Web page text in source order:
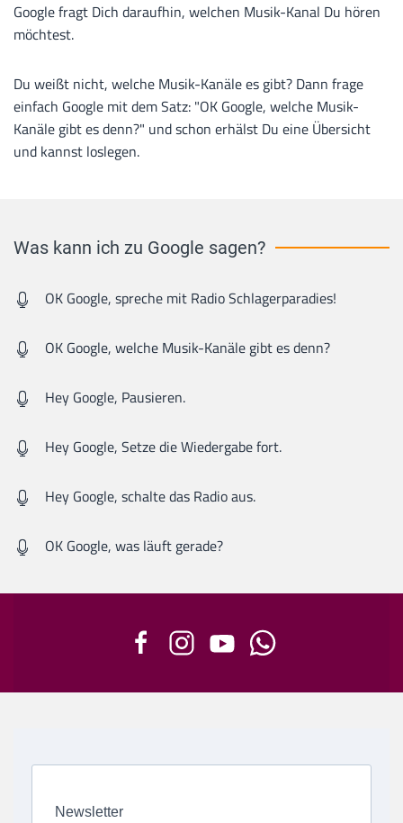
Google fragt Dich daraufhin, welchen Musik-Kanal Du hören
möchtest.
Du weißt nicht, welche Musik-Kanäle es gibt? Dann frage
einfach Google mit dem Satz: "OK Google, welche Musik-
Kanäle gibt es denn?" und schon erhälst Du eine Übersicht
und kannst loslegen.
Was kann ich zu Google sagen?
OK Google, spreche mit Radio Schlagerparadies!
OK Google, welche Musik-Kanäle gibt es denn?
Hey Google, Pausieren.
Hey Google, Setze die Wiedergabe fort.
Hey Google, schalte das Radio aus.
OK Google, was läuft gerade?